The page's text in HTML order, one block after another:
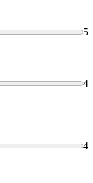
5
4
4